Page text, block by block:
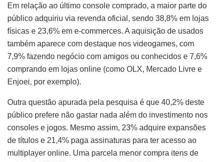
Em relação ao último console comprado, a maior parte do
público adquiriu via revenda oficial, sendo 38,8% em lojas
físicas e 23,6% em e-commerces. A aquisição de usados
também aparece com destaque nos videogames, com
7,9% fazendo negócio com amigos ou conhecidos e 7,6%
comprando em lojas online (como OLX, Mercado Livre e
Enjoei, por exemplo).
Outra questão apurada pela pesquisa é que 40,2% deste
público prefere não gastar nada além do investimento nos
consoles e jogos. Mesmo assim, 23% adquire expansões
de títulos e 21,4% paga assinaturas para ter acesso ao
multiplayer online. Uma parcela menor compra itens de